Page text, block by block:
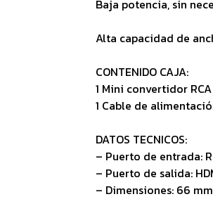
Baja potencia, sin
Alta capacidad de
CONTENIDO CAJA:
1 Mini convertidor RCA
1 Cable de
DATOS TECNICOS:
– Puerto de entrada:
– Puerto de salida:
– Dimensiones: 66